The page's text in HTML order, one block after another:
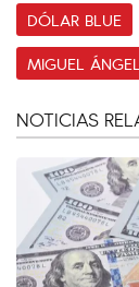
DÓLAR BLUE
MIGUEL
NOTICIAS